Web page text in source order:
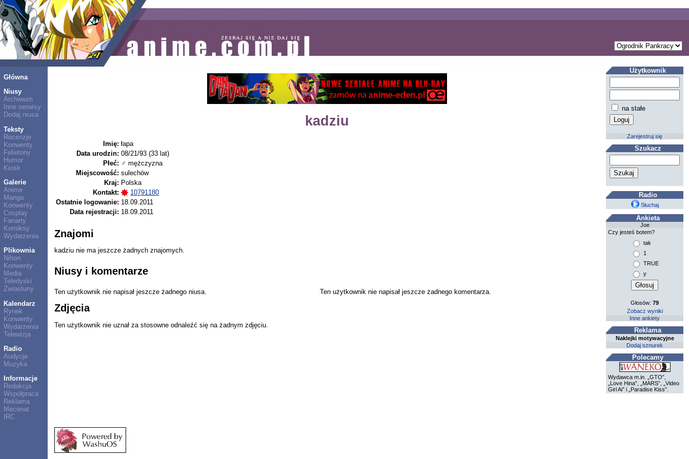
Główna
Niusy
Archiwum
Inne serwisy
Dodaj niusa
Teksty
Recenzje
Konwenty
Felietony
Humor
Kiosk
Galerie
Anime
Manga
Konwenty
Cosplay
Fanarty
Komiksy
Wydarzenia
Plikownia
Nihon
Konwenty
Media
Teledyski
Zwiastuny
Kalendarz
Rynek
Konwenty
Wydarzenia
Telewizja
Radio
Audycje
Muzyka
Informacje
Redakcja
Współpraca
Reklama
Mecenat
IRC
kadziu
Imię: łapa
Data urodzin: 08/21/93 (33 lat)
Płeć: ♂ mężczyzna
Miejscowość: sulechów
Kraj: Polska
Kontakt:
10791180
Ostatnie logowanie: 18.09.2011
Data rejestracji: 18.09.2011
Znajomi
kadziu nie ma jeszcze żadnych znajomych.
Niusy i komentarze
Ten użytkownik nie napisał jeszcze żadnego niusa. Ten użytkownik nie napisał jeszcze żadnego komentarza.
Zdjęcia
Ten użytkownik nie uznał za stosowne odnaleźć się na żadnym zdjęciu.
Użytkownik
na stałe
Zarejestruj się
Szukacz
Radio
Słuchaj
Ankieta
Joe
Czy jesteś botem?
tak
1
TRUE
y
Głosów:79
Zobacz wyniki
Inne ankiety
Reklama
Naklejki motywacyjne
Dodaj sznurek
Polecamy
Wydawca m.in. „GTO”,
„Love Hina”, „MARS”, „Video
Girl Ai” i „Paradise Kiss”.